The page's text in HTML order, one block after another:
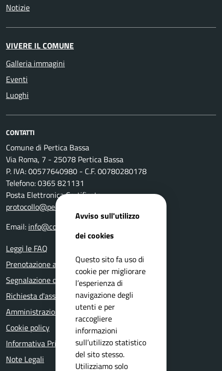
Notizie
VIVERE IL COMUNE
Galleria immagini
Eventi
Luoghi
CONTATTI
Comune di Pertica Bassa
Via Roma, 7 - 25078 Pertica Bassa
P. IVA: 00577640980 - C.F. 00780280178
Telefono: 0365 821131
Posta Elettronica Certificata:
protocollo@pec.comune.perticabassa.bs.it
Email: info@comune.perticabassa.bs.it
Leggi le FAQ
Prenotazione appuntamento
Segnalazione disservizio
Richiesta d'assistenza
Amministrazione trasparente
Cookie policy
Informativa Privacy
Note Legali
Avviso sull'utilizzo
dei cookies
Questo sito fa uso di
cookie per migliorare
l’esperienza di
navigazione degli
utenti e per
raccogliere
informazioni
sull’utilizzo statistico
del sito stesso.
Utilizziamo solo